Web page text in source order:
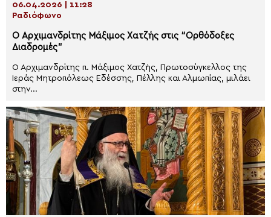
06.04.2026 | 11:28
Ραδιόφωνο
Ο Αρχιμανδρίτης Μάξιμος Χατζής στις “Ορθόδοξες
Διαδρομές”
Ο Αρχιμανδρίτης π. Μάξιμος Χατζής, Πρωτοσύγκελλος της
Ιεράς Μητροπόλεως Εδέσσης, Πέλλης και Αλμωπίας, μιλάει
στην...